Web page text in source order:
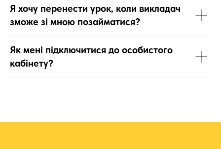
Я хочу перенести урок, коли викладач
зможе зі мною позайматися?
Як мені підключитися до особистого
кабінету?